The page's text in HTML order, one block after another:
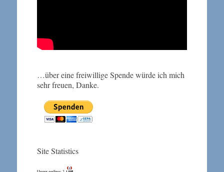
…über eine freiwillige Spende würde ich mich
sehr freuen, Danke.
Site Statistics